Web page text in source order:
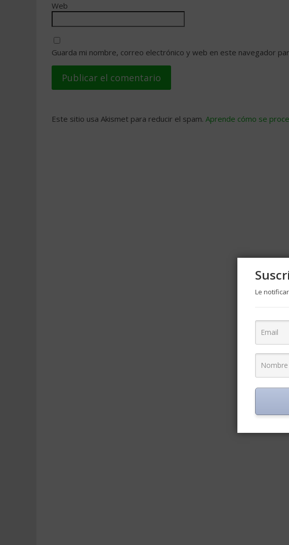
Web
Guarda mi nombre, correo electrónico y web en este navegador
Este sitio usa Akismet para reducir el spam. Aprende cómo se
Le